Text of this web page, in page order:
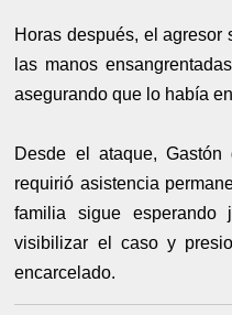
Horas después, el agresor
las manos
asegurando que lo había
Desde el ataque,
requirió asistencia
familia sigue esperando
visibilizar el caso y
encarcelado.